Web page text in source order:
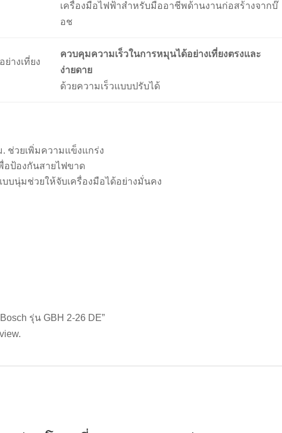
เครื่องมือไฟฟ้าสำหรับมืออาชีพด้านงานก่อสร้างจากบ๊
อช
ควบคุมความเร็วในการหมุนได้อย่างเที่ยงตรงและ
ง่ายดาย
ด้วยความเร็วแบบปรับได้
ช่วยเพิ่มความแข็งแกร่ง
อป้องกันสายไฟขาด
บนุ่มช่วยให้จับเครื่องมือได้อย่างมั่นคง
รุ่น GBH 2-26 DE”